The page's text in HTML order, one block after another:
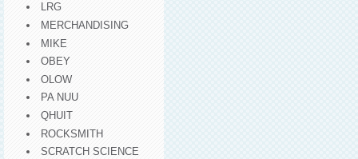
LRG
MERCHANDISING
MIKE
OBEY
OLOW
PA NUU
QHUIT
ROCKSMITH
SCRATCH SCIENCE